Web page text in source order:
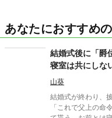
あなたにおすすめ
結婚式後に「爵
寝室は共にしな
山葵
結婚式が終わり、
「これで父上の命